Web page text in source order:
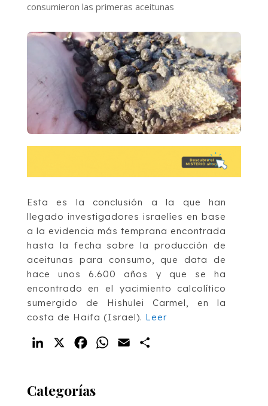
consumieron las primeras aceitunas
Esta es la conclusión a la que han
llegado investigadores israelíes en base
a la evidencia más temprana encontrada
hasta la fecha sobre la producción de
aceitunas para consumo, que data de
hace unos 6.600 años y que se ha
encontrado en el yacimiento calcolítico
sumergido de Hishulei Carmel, en la
costa de Haifa (Israel). Leer
LinkedIn FacebookWhatsApp
Email
Categorías